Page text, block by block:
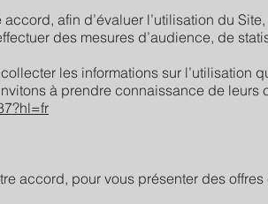
afin d’évaluer l’utilisation du
des mesures d’audience, de
les informations sur l’utilisation
à prendre connaissance de leurs
accord, pour vous présenter des